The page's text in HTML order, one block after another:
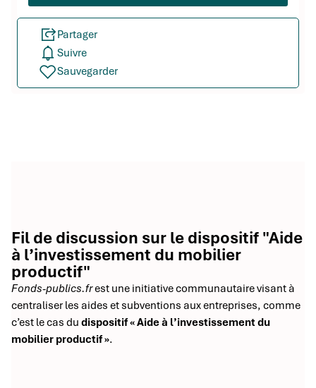
Partager
Suivre
Sauvegarder
Fil de discussion sur le dispositif "Aide
à l’investissement du mobilier
productif"
Fonds-publics.frest une initiative communautaire visant à
centraliser les aides et subventions aux entreprises, comme
c’est le cas du dispositif « Aide à l’investissement du
mobilier productif ».